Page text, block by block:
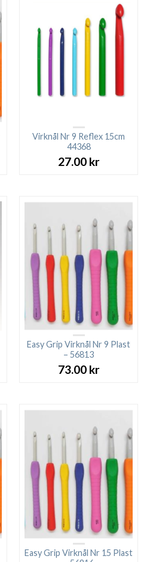
Virknål Nr 9 Reflex 15cm
44368
27.00 kr
Easy Grip Virknål Nr 9 Plast
– 56813
73.00 kr
Easy Grip Virknål Nr 15 Plast